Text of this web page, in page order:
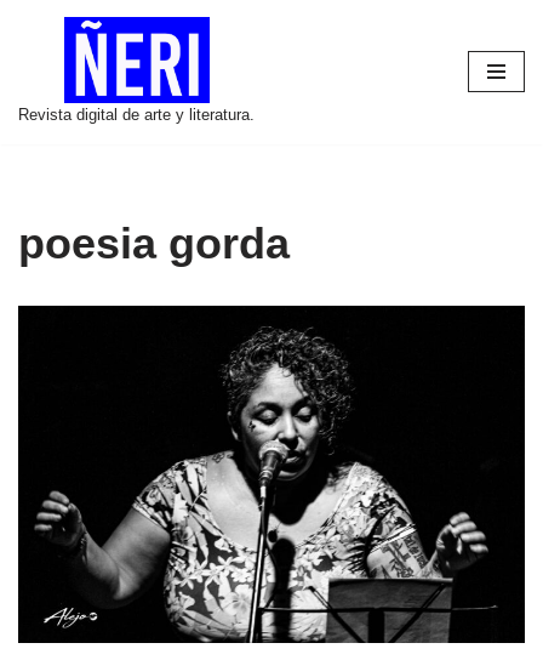
contenido
Revista digital de arte y literatura.
poesia gorda